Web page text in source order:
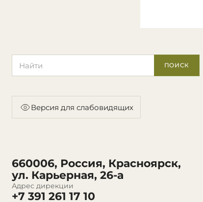
ПОИСК
Версия для слабовидящих
660006, Россия, Красноярск,
ул. Карьерная, 26-а
Адрес дирекции
+7 391 261 17 10